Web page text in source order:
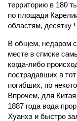
территорию в 180
по площади
областям, десятку
В общем, недаром
месте в списке
когда-либо
пострадавших в
погибших, по
Впрочем, для Китая
1887 года вода
Хуанхэ и быстро